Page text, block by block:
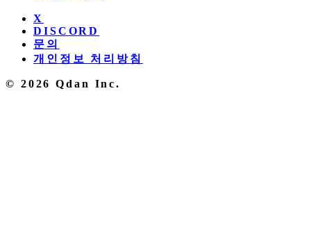
X
DISCORD
문의
개인정보 처리방침
© 2026 Qdan Inc.